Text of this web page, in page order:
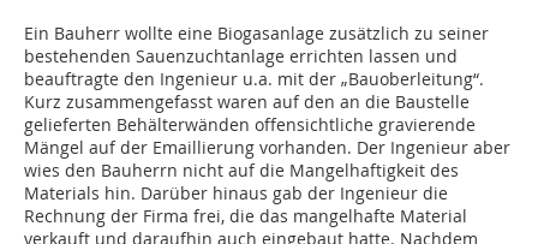
Ein Bauherr wollte eine Biogasanlage zusätzlich zu seiner
bestehenden Sauenzuchtanlage errichten lassen und
beauftragte den Ingenieur u.a. mit der „Bauoberleitung“.
Kurz zusammengefasst waren auf den an die Baustelle
gelieferten Behälterwänden offensichtliche gravierende
Mängel auf der Emaillierung vorhanden. Der Ingenieur aber
wies den Bauherrn nicht auf die Mangelhaftigkeit des
Materials hin. Darüber hinaus gab der Ingenieur die
Rechnung der Firma frei, die das mangelhafte Material
verkauft und daraufhin auch eingebaut hatte. Nachdem